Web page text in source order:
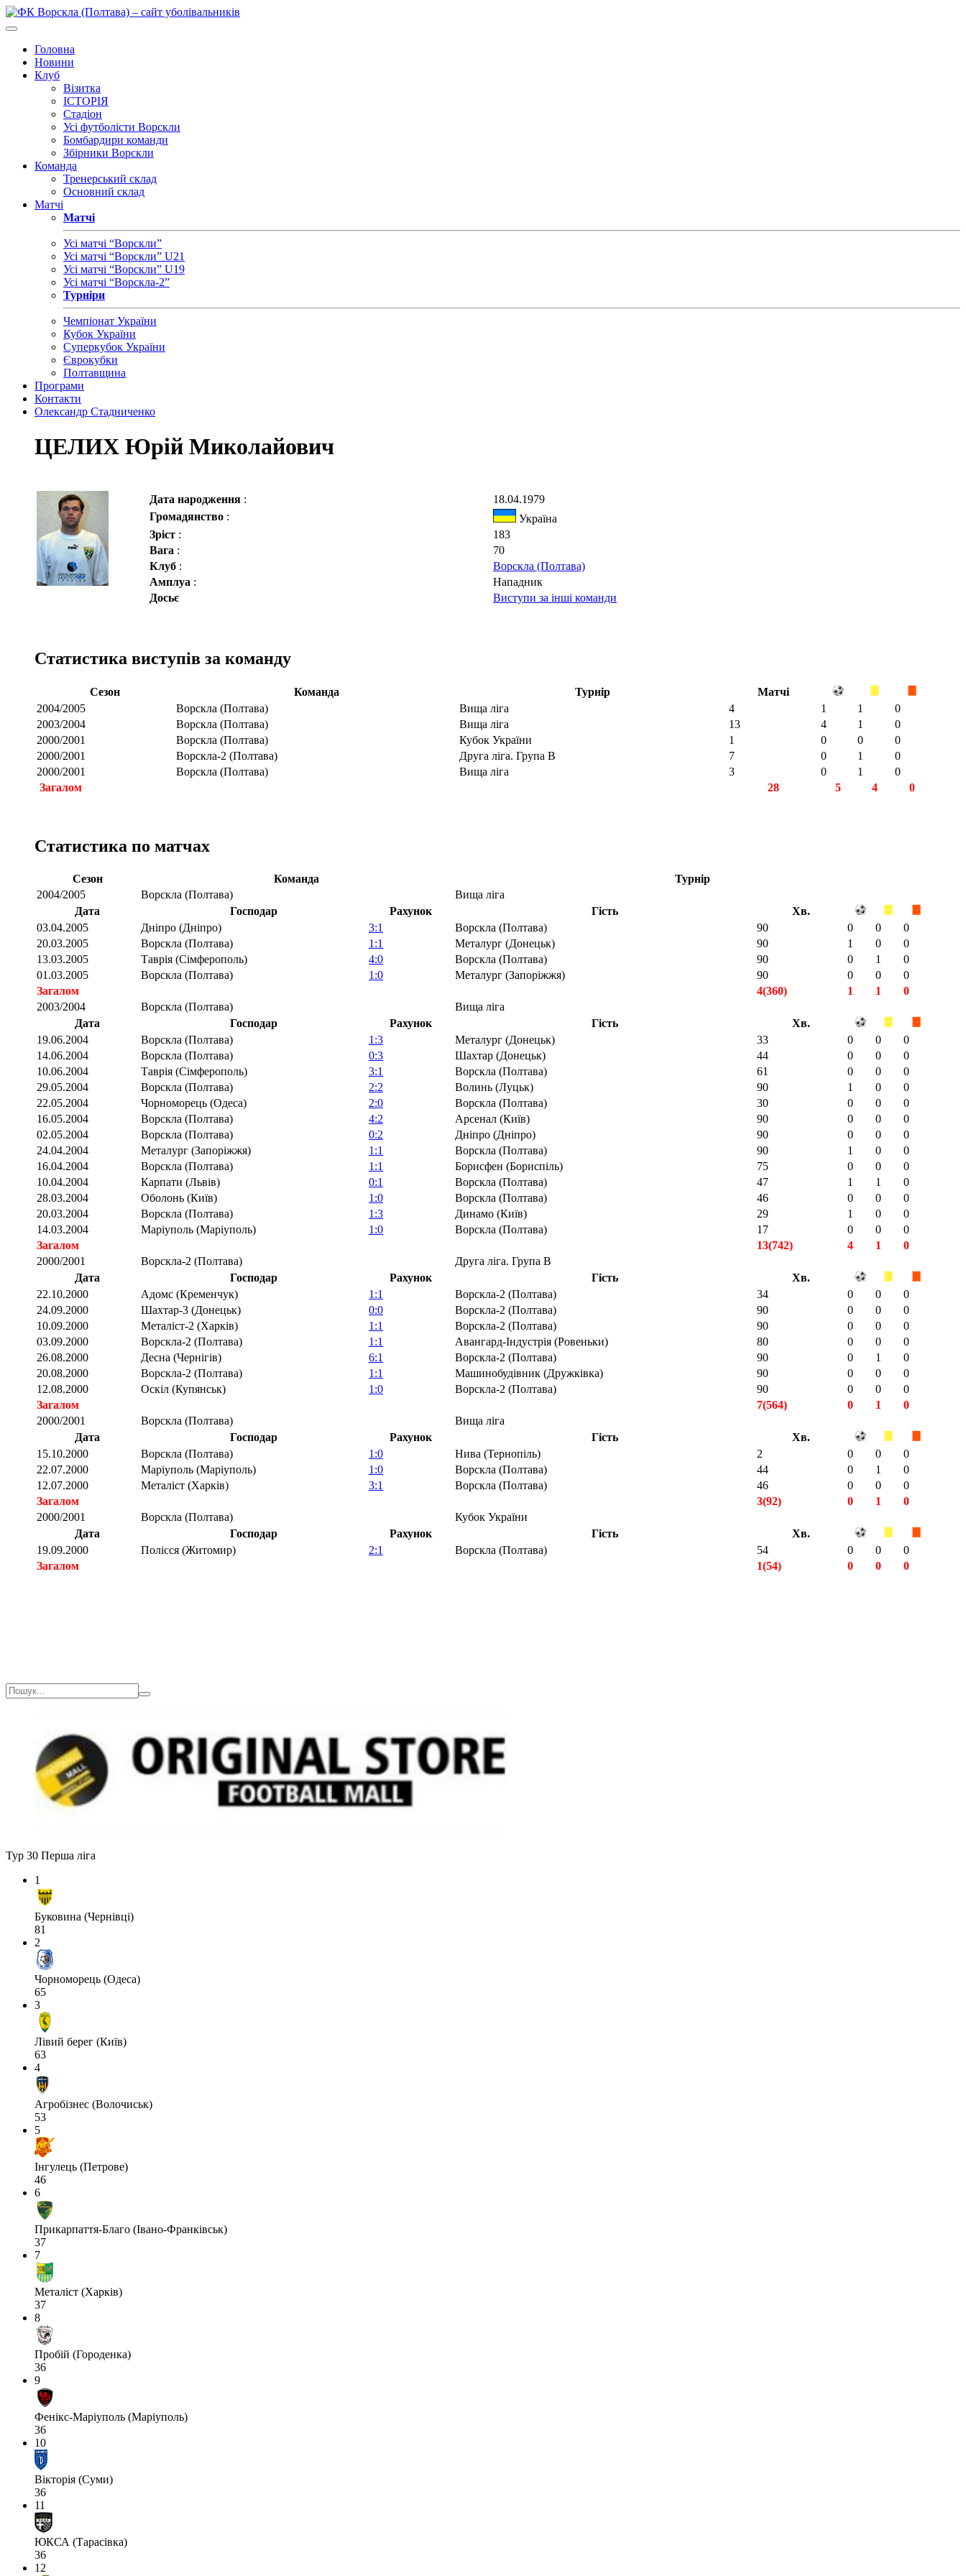
Головна
Новини
Клуб
Візитка
ІСТОРІЯ
Стадіон
Усі футболісти Ворскли
Бомбардири команди
Збірники Ворскли
Команда
Тренерський склад
Основний склад
Матчі
Матчі
Усі матчі “Ворскли”
Усі матчі “Ворскли” U21
Усі матчі “Ворскли” U19
Усі матчі “Ворскла-2”
Турніри
Чемпіонат України
Кубок України
Суперкубок України
Єврокубки
Полтавщина
Програми
Контакти
Олександр Стадниченко
ЦЕЛИХ Юрій Миколайович
Дата народження :
18.04.1979
Громадянство :
Україна
Зріст :
183
Вага :
70
Клуб :
Ворскла (Полтава)
Амплуа :
Нападник
Досьє
Виступи за інші команди
Статистика виступів за команду
Сезон Команда Турнір
Матчі
2004/2005
Ворскла (Полтава) Вища ліга 4 1 1
0
2003/2004
Ворскла (Полтава) Вища ліга 13 4 1
0
2000/2001
Ворскла (Полтава) Кубок України 1 0 0
0
2000/2001
Ворскла-2 (Полтава) Друга ліга. Група В 7 0 1
0
2000/2001
Ворскла (Полтава) Вища ліга 3 0 1
0
Загалом
28 5 4 0
Статистика по матчах
Сезон Команда
Турнір
2004/2005
Ворскла (Полтава)
Вища ліга
Дата
Господар Рахунок Гість
Хв.
03.04.2005
Дніпро (Дніпро) 3:1 Ворскла (Полтава) 90 0 0
0
20.03.2005
Ворскла (Полтава) 1:1 Металург (Донецьк) 90 1 0
0
13.03.2005
Таврія (Сімферополь) 4:0 Ворскла (Полтава) 90 0 1
0
01.03.2005
Ворскла (Полтава) 1:0 Металург (Запоріжжя) 90 0 0
0
Загалом
4(360) 1 1
0
2003/2004
Ворскла (Полтава)
Вища ліга
Дата
Господар Рахунок Гість
Хв.
19.06.2004
Ворскла (Полтава) 1:3 Металург (Донецьк) 33 0 0
0
14.06.2004
Ворскла (Полтава) 0:3 Шахтар (Донецьк) 44 0 0
0
10.06.2004
Таврія (Сімферополь) 3:1 Ворскла (Полтава) 61 0 0
0
29.05.2004
Ворскла (Полтава) 2:2 Волинь (Луцьк) 90 1 0
0
22.05.2004
Чорноморець (Одеса) 2:0 Ворскла (Полтава) 30 0 0
0
16.05.2004
Ворскла (Полтава) 4:2 Арсенал (Київ) 90 0 0
0
02.05.2004
Ворскла (Полтава) 0:2 Дніпро (Дніпро) 90 0 0
0
24.04.2004
Металург (Запоріжжя) 1:1 Ворскла (Полтава) 90 1 0
0
16.04.2004
Ворскла (Полтава) 1:1 Борисфен (Бориспіль) 75 0 0
0
10.04.2004
Карпати (Львів) 0:1 Ворскла (Полтава) 47 1 1
0
28.03.2004
Оболонь (Київ) 1:0 Ворскла (Полтава) 46 0 0
0
20.03.2004
Ворскла (Полтава) 1:3 Динамо (Київ) 29 1 0
0
14.03.2004
Маріуполь (Маріуполь) 1:0 Ворскла (Полтава) 17 0 0
0
Загалом
13(742) 4 1
0
2000/2001
Ворскла-2 (Полтава)
Друга ліга. Група В
Дата
Господар Рахунок Гість
Хв.
22.10.2000
Адомс (Кременчук) 1:1 Ворскла-2 (Полтава) 34 0 0
0
24.09.2000
Шахтар-3 (Донецьк) 0:0 Ворскла-2 (Полтава) 90 0 0
0
10.09.2000
Металіст-2 (Харків) 1:1 Ворскла-2 (Полтава) 90 0 0
0
03.09.2000
Ворскла-2 (Полтава) 1:1 Авангард-Індустрія (Ровеньки) 80 0 0
0
26.08.2000
Десна (Чернігів) 6:1 Ворскла-2 (Полтава) 90 0 1
0
20.08.2000
Ворскла-2 (Полтава) 1:1 Машинобудівник (Дружківка) 90 0 0
0
12.08.2000
Оскіл (Купянськ) 1:0 Ворскла-2 (Полтава) 90 0 0
0
Загалом
7(564) 0 1
0
2000/2001
Ворскла (Полтава)
Вища ліга
Дата
Господар Рахунок Гість
Хв.
15.10.2000
Ворскла (Полтава) 1:0 Нива (Тернопіль) 2 0 0
0
22.07.2000
Маріуполь (Маріуполь) 1:0 Ворскла (Полтава) 44 0 1
0
12.07.2000
Металіст (Харків) 3:1 Ворскла (Полтава) 46 0 0
0
Загалом
3(92) 0 1
0
2000/2001
Ворскла (Полтава)
Кубок України
Дата
Господар Рахунок Гість
Хв.
19.09.2000
Полісся (Житомир) 2:1 Ворскла (Полтава) 54 0 0
0
Загалом
1(54) 0 0
0
Тур 30 Перша ліга
1
Буковина (Чернівці)
81
2
Чорноморець (Одеса)
65
3
Лівий берег (Київ)
63
4
Агробізнес (Волочиськ)
53
5
Інгулець (Петрове)
46
6
Прикарпаття-Благо (Івано-Франківськ)
37
7
Металіст (Харків)
37
8
Пробій (Городенка)
36
9
Фенікс-Маріуполь (Маріуполь)
36
10
Вікторія (Суми)
36
11
ЮКСА (Тарасівка)
36
12